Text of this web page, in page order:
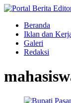
Beranda
Iklan dan
Galeri
Redaksi